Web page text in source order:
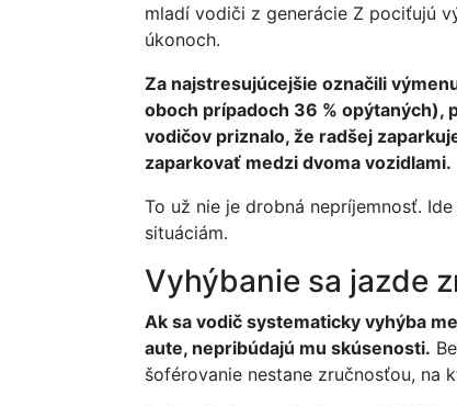
mladí vodiči z generácie Z pociťujú
úkonoch.
Za najstresujúcejšie označili
oboch prípadoch 36 % opýtaných),
vodičov priznalo, že radšej
zaparkovať medzi dvoma vozidlami.
To už nie je drobná nepríjemnosť.
situáciám.
Vyhýbanie sa jazde
Ak sa vodič systematicky vyhýba
aute, nepribúdajú mu skúsenosti.
šoférovanie nestane zručnosťou, na